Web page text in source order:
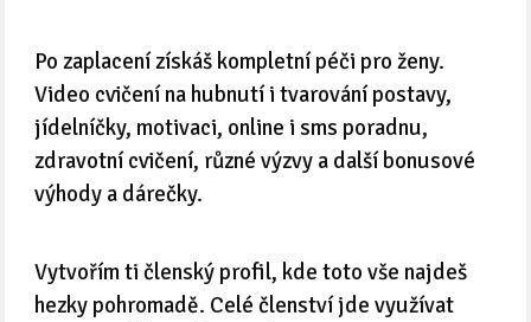
Po zaplacení získáš kompletní péči pro ženy.
Video cvičení na hubnutí i tvarování postavy,
jídelníčky, motivaci, online i sms poradnu,
zdravotní cvičení, různé výzvy a další bonusové
výhody a dárečky.
Vytvořím ti členský profil, kde toto vše najdeš
hezky pohromadě. Celé členství jde využívat